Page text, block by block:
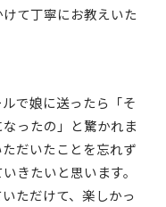
て丁寧にお教えいた
で娘に送ったら「そ
ったの」と驚かれま
だいたことを忘れず
きたいと思います。
ただけて、楽しかっ